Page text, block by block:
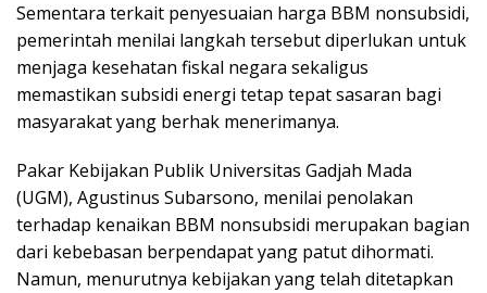
Sementara terkait penyesuaian harga BBM nonsubsidi,
pemerintah menilai langkah tersebut diperlukan untuk
menjaga kesehatan fiskal negara sekaligus
memastikan subsidi energi tetap tepat sasaran bagi
masyarakat yang berhak menerimanya.
Pakar Kebijakan Publik Universitas Gadjah Mada
(UGM), Agustinus Subarsono, menilai penolakan
terhadap kenaikan BBM nonsubsidi merupakan bagian
dari kebebasan berpendapat yang patut dihormati.
Namun, menurutnya kebijakan yang telah ditetapkan